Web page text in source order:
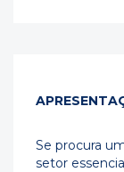
Se procura
setor